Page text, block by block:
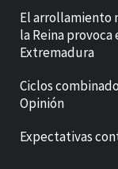
El arrollamiento
la Reina
Extremadura
Ciclos
Opinión
Expectativas